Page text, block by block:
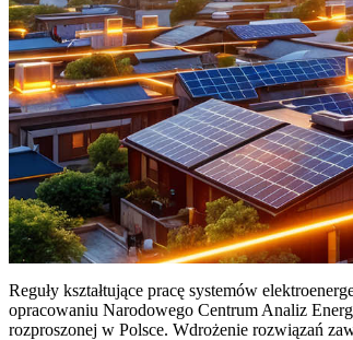
Reguły kształtujące pracę systemów
opracowaniu Narodowego Centrum Analiz
rozproszonej w Polsce. Wdrożenie rozwiązań